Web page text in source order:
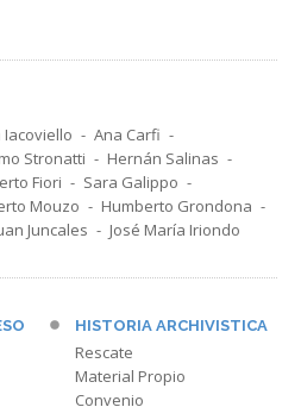
Iacoviello
Ana Carfi
Stronatti
Hernán Salinas
Fiori
Sara Galippo
Mouzo
Humberto Grondona
Juncales José María Iriondo
HISTORIA ARCHIVISTICA
Rescate
Material Propio
Convenio